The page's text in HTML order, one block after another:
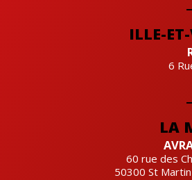
ILLE-
6
LA
60 rue des
50300 St